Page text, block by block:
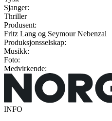
Sjanger:
Thriller
Produsent:
Fritz Lang og Seymour Nebenzal
Produksjonsselskap:
Musikk:
Foto:
Medvirkende:
INFO